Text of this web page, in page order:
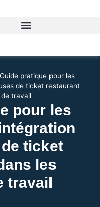
Guide pratique pour les
de ticket restaurant
travail
pour les
ticket
les
travail